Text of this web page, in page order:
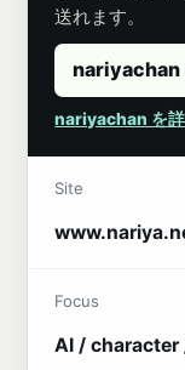
送れます。
nariyachan
nariyachan を
Site
Focus
AI /